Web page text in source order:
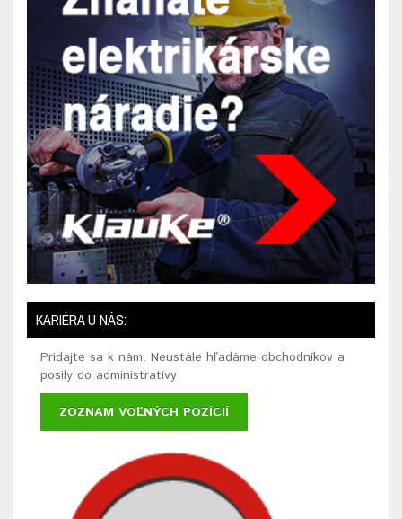
KARIÉRA U NÁS:
Pridajte sa k nám. Neustále hľadáme obchodníkov a
posily do administratívy
ZOZNAM VOĽNÝCH POZÍCIÍ